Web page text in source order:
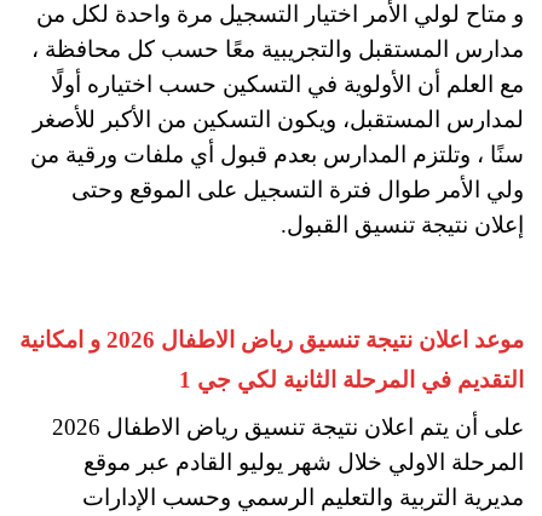
و متاح لولي الأمر اختيار التسجيل مرة واحدة لكل من
مدارس المستقبل والتجريبية معًا حسب كل محافظة ،
مع العلم أن الأولوية في التسكين حسب اختياره أولًا
لمدارس المستقبل، ويكون التسكين من الأكبر للأصغر
سنًا ، وتلتزم المدارس بعدم قبول أي ملفات ورقية من
ولي الأمر طوال فترة التسجيل على الموقع وحتى
إعلان نتيجة تنسيق القبول.
موعد اعلان نتيجة تنسيق رياض الاطفال 2026 و امكانية
التقديم في المرحلة الثانية لكي جي 1
على أن يتم اعلان نتيجة تنسيق رياض الاطفال 2026
المرحلة الاولي خلال شهر يوليو القادم عبر موقع
مديرية التربية والتعليم الرسمي وحسب الإدارات